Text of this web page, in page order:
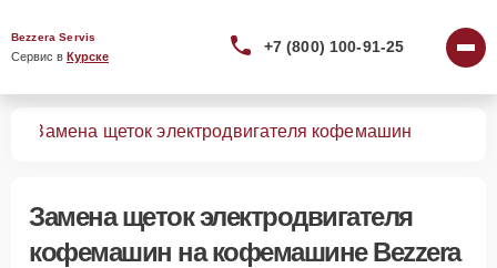
Bezzera Servis
Сервис в Курске
+7 (800) 100-91-25
Замена щеток электродвигателя кофемашин
Замена щеток электродвигателя
кофемашин на кофемашине Bezzera